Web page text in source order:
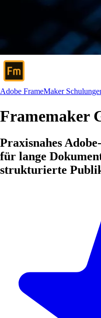
Adobe FrameMaker
Framemaker
Praxisnahes
für lange
strukturierte